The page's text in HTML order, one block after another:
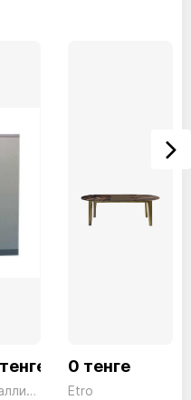
Шкаф металлический большой СВ02 серый President
0 тенге
Etro